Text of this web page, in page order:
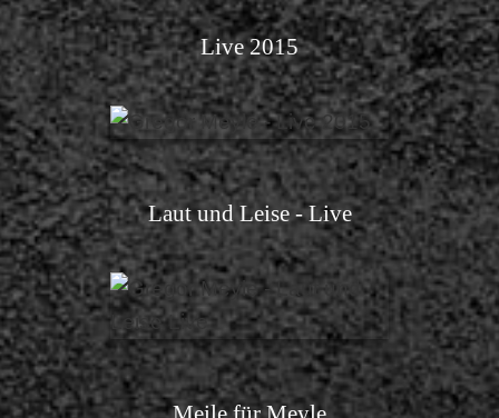
Live 2015
Laut und Leise - Live